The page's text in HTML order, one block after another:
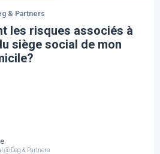
& Partners
les risques associés à
siège social de mon
@ Deg & Partners